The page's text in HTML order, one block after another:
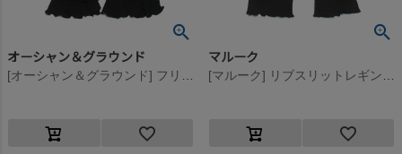
オーシャン＆グラウンド
[オーシャン＆グラウンド] フリルパンツ ブラック(BK)
マルーク
[マルーク] リブスリットレギンス クロ(4)